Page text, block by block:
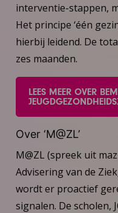
interventie-stappen,
Het principe ‘één
hierbij leidend. De
zes maanden.
LEES MEER OVER
Over ‘M@ZL’
M@ZL (spreek uit
Advisering van de
wordt er proactief
signalen. De scholen,